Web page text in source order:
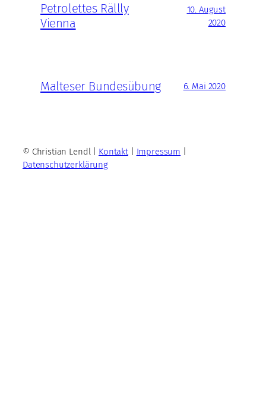
Petrolettes Rällly
Vienna
10. August
2020
Malteser Bundesübung 6. Mai 2020
© Christian Lendl | Kontakt| Impressum
Datenschutzerklärung